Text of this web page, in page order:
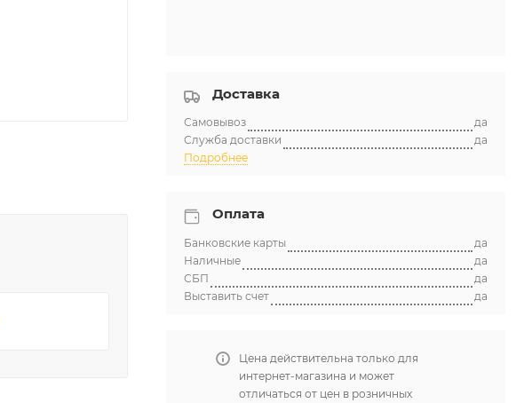
Доставка
Самовывоз
да
Служба доставки
да
Подробнее
Оплата
Банковские карты
да
Наличные
да
СБП
да
Выставить счет
да
Цена действительна только для
интернет-магазина и может
отличаться от цен в розничных